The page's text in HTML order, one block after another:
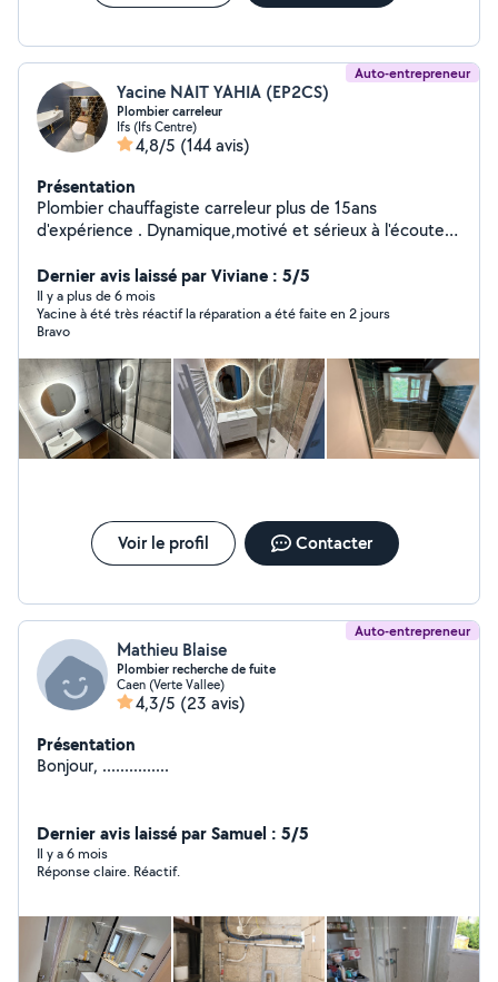
Auto-entrepreneur
Yacine NAIT YAHIA (EP2CS)
Plombier carreleur
Ifs (Ifs Centre)
4,8/5 (144 avis)
Présentation
Plombier chauffagiste carreleur plus de 15ans
d'expérience . Dynamique,motivé et sérieux à l'écoute
et orientations en fonctions de leurs budget, avec une
finitions haute gamme. Un travail de qualité pour des
clients satisfait Pour toute demande en direct Ep2cs sur
Dernier avis laissé par Viviane : 5/5
Il y a plus de 6 mois
Yacine à été très réactif la réparation a été faite en 2 jours
Bravo
Voir le profil Contacter
Auto-entrepreneur
Mathieu Blaise
Plombier recherche de fuite
Caen (Verte Vallee)
4,3/5 (23 avis)
Présentation
Bonjour, ...............
Dernier avis laissé par Samuel : 5/5
Il y a 6 mois
Réponse claire. Réactif.